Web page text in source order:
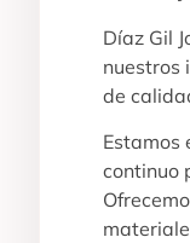
Díaz Gil
nuestros
de
Estamos
continuo